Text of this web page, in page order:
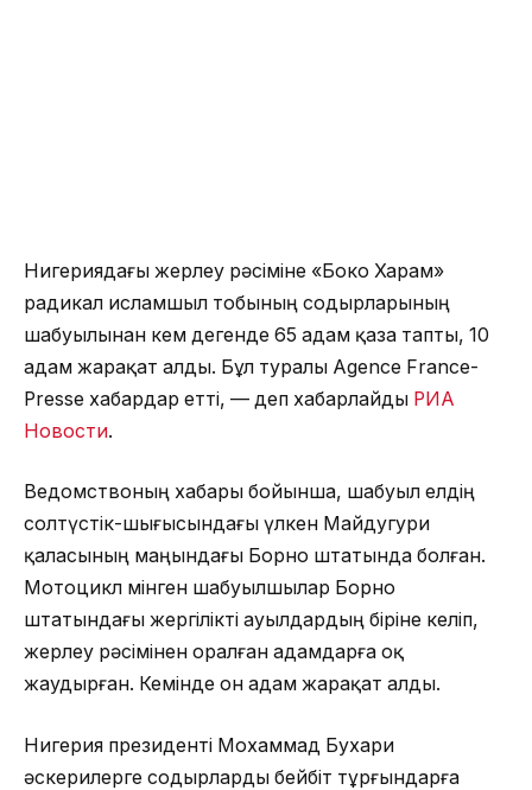
Нигериядағы жерлеу рәсіміне «Боко Харам»
радикал исламшыл тобының содырларының
шабуылынан кем дегенде 65 адам қаза тапты, 10
адам жарақат алды. Бұл туралы Agence France-
Presse хабардар етті, — деп хабарлайды РИА
Новости.
Ведомствоның хабары бойынша, шабуыл елдің
солтүстік-шығысындағы үлкен Майдугури
қаласының маңындағы Борно штатында болған.
Мотоцикл мінген шабуылшылар Борно
штатындағы жергілікті ауылдардың біріне келіп,
жерлеу рәсімінен оралған адамдарға оқ
жаудырған. Кемінде он адам жарақат алды.
Нигерия президенті Мохаммад Бухари
әскерилерге содырларды бейбіт тұрғындарға